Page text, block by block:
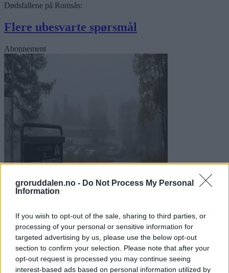
groruddalen.no - Do Not Process My Personal
Information
If you wish to opt-out of the sale, sharing to third parties, or
processing of your personal or sensitive information for
targeted advertising by us, please use the below opt-out
section to confirm your selection. Please note that after your
opt-out request is processed you may continue seeing
interest-based ads based on personal information utilized by
Dødsfallene på Romsås:
Flere ubesvarte spørsmål
Abonnement
Tre døde funnet på Romsås